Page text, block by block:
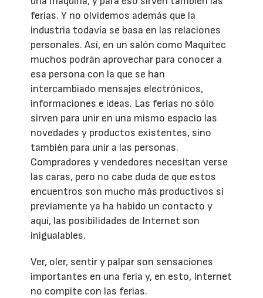
ferias. Y no olvidemos además que la
industria todavía se basa en las relaciones
personales. Así, en un salón como Maquitec
muchos podrán aprovechar para conocer a
esa persona con la que se han
intercambiado mensajes electrónicos,
informaciones e ideas. Las ferias no sólo
sirven para unir en una mismo espacio las
novedades y productos existentes, sino
también para unir a las personas.
Compradores y vendedores necesitan verse
las caras, pero no cabe duda de que estos
encuentros son mucho más productivos si
previamente ya ha habido un contacto y
aquí, las posibilidades de Internet son
inigualables.
Ver, oler, sentir y palpar son sensaciones
importantes en una feria y, en esto, Internet
no compite con las ferias.